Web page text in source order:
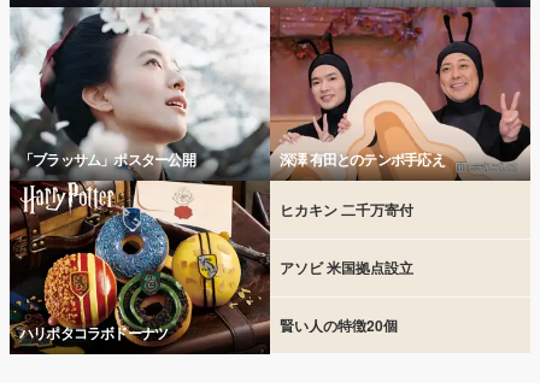
「ブラッサム」ポスター公開 深澤 有田とのテンポ手応え
ハリポタコラボドーナツ
ヒカキン 二千万寄付
アソビ 米国拠点設立
賢い人の特徴20個